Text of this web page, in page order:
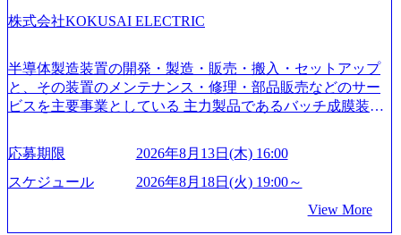
はあるが、社員の興味のある分野やスキルを活用したいな
着けたい方でも幅広に経験を積みたい方でも、キャリア形
成が柔軟に可能な環境である。 https://storage.googleapis.com/
our-vision-production.appspot.com/public/images/20240925204135
_93b1bff3-f71c-4bc9-8bd9-72a8a4826007_1200x554.webp https://
mages/20250502152751_46c65543-87ef-4e86-a85a-8649e1c532f9
_956x512.webp https://storage.googleapis.com/our-vision-producti
on.appspot.com/public/images/20250502152804_ba6aaa1a-9ffc-4f
m/our-vision-production.appspot.com/public/images/202505021528
株式会社KOKUSAI ELECTRIC
半導体製造装置の開発・製造・販売・搬入・セットアップ
と、その装置のメンテナンス・修理・部品販売などのサー
ビスを主要事業としている 主力製品であるバッチ成膜装置
世界トップクラスのシェアを有している 技術と対話を通じ
て未来を創造し、社会課題の解決に貢献することを目指し
ている Mission:私たちの技術/私たちの対話 Vision:夢を未来
話 IoT社会の浸透、AIの加速等により半導体需要は世界中で
応募期限
2026年8月13日(木) 16:00
スケジュール
2026年8月18日(火) 19:00～
View More